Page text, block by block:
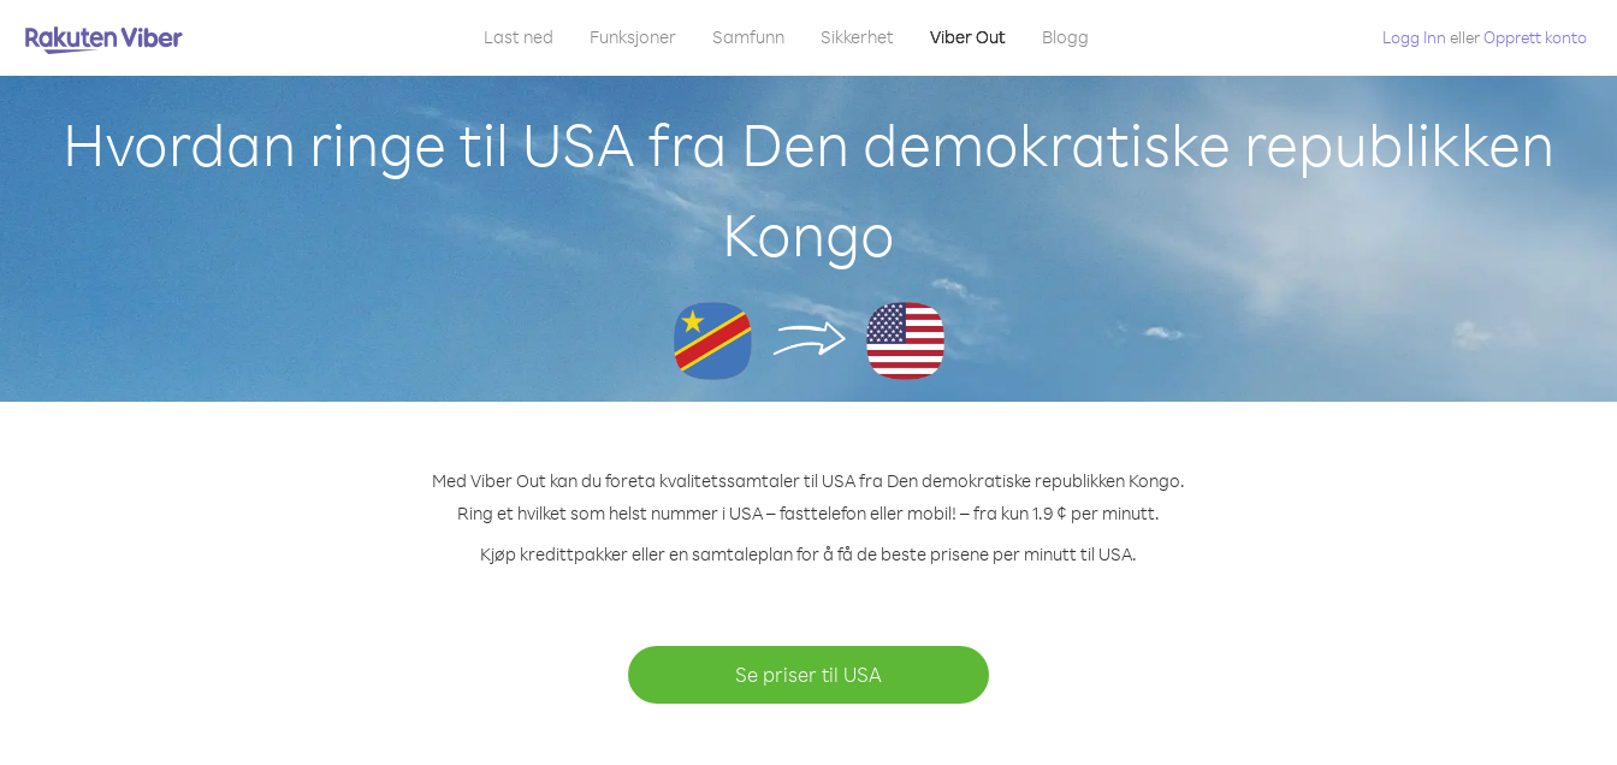
Last ned Funksjoner Samfunn Sikkerhet Viber Out Blogg Logg Inn ellerOpprett konto
Hvordan ringe til USA fra Den demokratiske republikken
Kongo
Med Viber Out kan du foreta kvalitetssamtaler til USA fra Den demokratiske republikken Kongo.
Ring et hvilket som helst nummer i USA – fasttelefon eller mobil! – fra kun 1.9 ¢ per minutt.
Kjøp kredittpakker eller en samtaleplan for å få de beste prisene per minutt til USA.
Se priser til USA